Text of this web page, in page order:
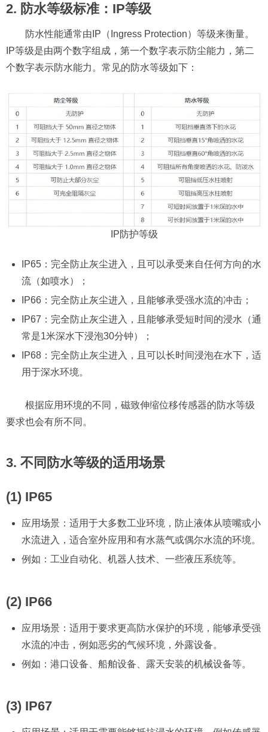
2. 防水等级标准：IP等级
防水性能通常由IP（Ingress Protection）等级来衡量。
IP等级是由两个数字组成，第一个数字表示防尘能力，第二
个数字表示防水能力。常见的防水等级如下：
IP防护等级
IP65：完全防止灰尘进入，且可以承受来自任何方向的水
流（如喷水）；
IP66：完全防止灰尘进入，且能够承受强水流的冲击；
IP67：完全防止灰尘进入，且能够承受短时间的浸水（通
常是1米深水下浸泡30分钟）；
IP68：完全防止灰尘进入，且可以长时间浸泡在水下，适
用于深水环境。
根据应用环境的不同，磁致伸缩位移传感器的防水等级
要求也会有所不同。
3. 不同防水等级的适用场景
(1) IP65
应用场景：适用于大多数工业环境，防止液体从喷嘴或小
水流进入，适合室外应用和有水蒸气或偶尔水流的环境。
例如：工业自动化、机器人技术、一些液压系统等。
(2) IP66
应用场景：适用于要求更高防水保护的环境，能够承受强
水流的冲击，例如恶劣的气候环境，外露设备。
例如：港口设备、船舶设备、露天安装的机械设备等。
(3) IP67